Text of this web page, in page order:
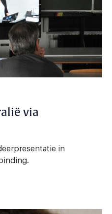
via
in